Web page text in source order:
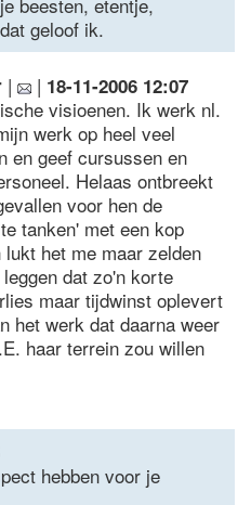
geloof ik.
| | 18-11-2006 12:07
visioenen. Ik werk nl.
werk op heel veel
en geef cursussen en
Helaas ontbreekt
voor hen de
tanken' met een kop
het me maar zelden
dat zo'n korte
maar tijdwinst oplevert
het werk dat daarna weer
haar terrein zou willen
hebben voor je